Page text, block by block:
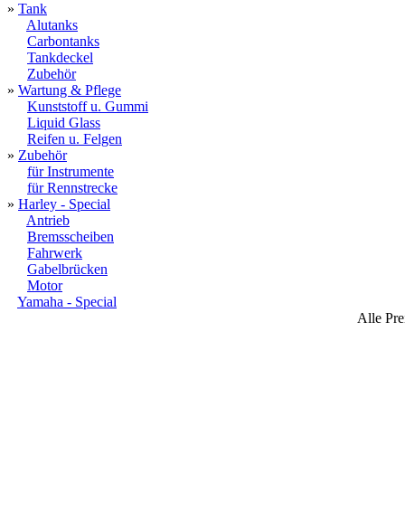
» Tank
Alutanks
Carbontanks
Tankdeckel
Zubehör
» Wartung & Pflege
Kunststoff u. Gummi
Liquid Glass
Reifen u. Felgen
» Zubehör
für Instrumente
für Rennstrecke
» Harley - Special
Antrieb
Bremsscheiben
Fahrwerk
Gabelbrücken
Motor
Yamaha - Special
Alle